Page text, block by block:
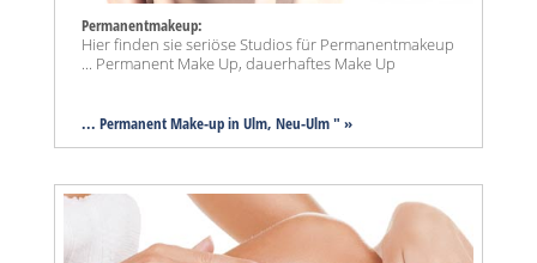
Permanentmakeup:
Hier finden sie seriöse Studios für Permanentmakeup
... Permanent Make Up, dauerhaftes Make Up
... Permanent Make-up in Ulm, Neu-Ulm " »